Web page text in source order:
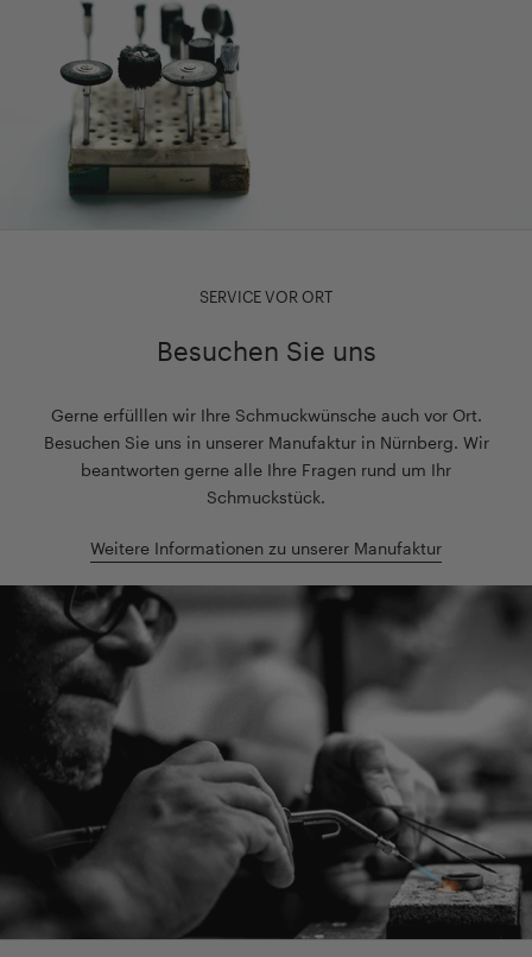
SERVICE VOR ORT
Besuchen Sie uns
Gerne erfülllen wir Ihre Schmuckwünsche auch vor Ort.
Besuchen Sie uns in unserer Manufaktur in Nürnberg. Wir
beantworten gerne alle Ihre Fragen rund um Ihr
Schmuckstück.
Weitere Informationen zu unserer Manufaktur